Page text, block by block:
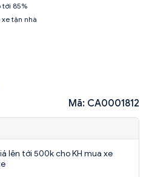
tới 85%
tận nhà
Mã: CA0001812
lên tới 500k cho KH mua xe